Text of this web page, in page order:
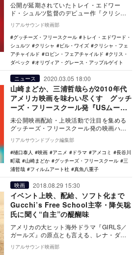
公開が延期されていたトレイ・エドワー
ド・シュルツ監督のデビュー作『クリシ
ャ』が4月17日より東京・渋谷のユーロスペ
ースで限定ロー…
リアルサウンド映画部
グッチーズ・フリースクール
トレイ・エドワード・
シュルツ
クリシャ ビル・ワイズ
クリシャ・フェ
アチャイルド
ロビン・フェアチャイルド
クリス・
ダベック
オリヴィア・グレース・アップルゲイト
ニュース 2020.03.05 18:00
山崎まどか、三浦哲哉らが2010年代
アメリカ映画を味わい尽くす グッチ
ーズ・フリースクール発『USムービ
ー・ホットサンド』
未公開映画配給・上映活動で注目を集める
グッチーズ・フリースクール発の映画ハン
ドブック『USムービー・ホットサンド
──2010年代…
リアルサウンドブック編集部
樋口泰人
映画 アニメ ドラマ アメコミ
長谷川
町蔵
山崎まどか グッチーズ・フリースクール
三
浦哲哉
フィルムアート社 真魚八重子
映画 2018.08.29 15:30
イベント上映、配給、ソフト化まで
Gucchi’s Free School主宰・降矢聡
氏に聞く“自主”の醍醐味
アメリカの大ヒット海外ドラマ『GIRLS／
ガールズ』の原点とも言える、レナ・ダナ
ムが監督・脚本・主演を務めた2010年の映
画『タ…
リアルサウンド映画部